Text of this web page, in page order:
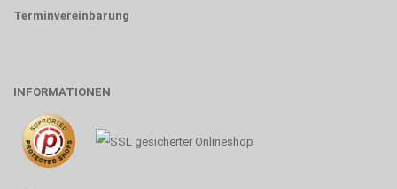
Terminvereinbarung
INFORMATIONEN